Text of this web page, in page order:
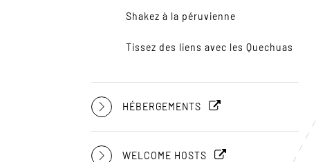
Shakez à la péruvienne
Tissez des liens avec les Quechuas
HÉBERGEMENTS
WELCOME HOSTS